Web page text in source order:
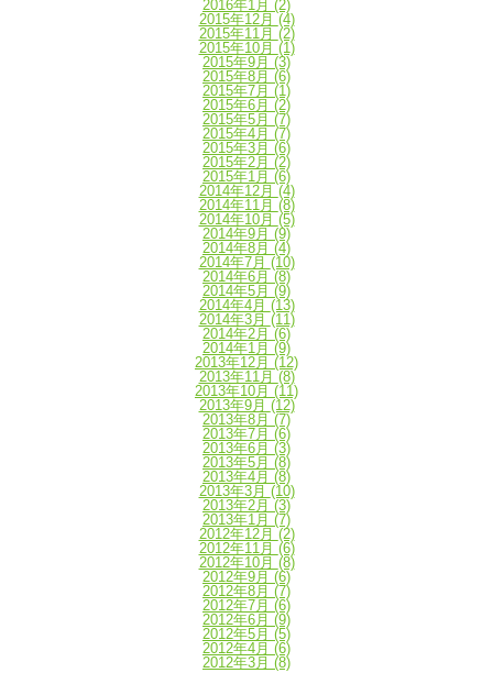
2016年1月 (2)
2015年12月 (4)
2015年11月 (2)
2015年10月 (1)
2015年9月 (3)
2015年8月 (6)
2015年7月 (1)
2015年6月 (2)
2015年5月 (7)
2015年4月 (7)
2015年3月 (6)
2015年2月 (2)
2015年1月 (6)
2014年12月 (4)
2014年11月 (8)
2014年10月 (5)
2014年9月 (9)
2014年8月 (4)
2014年7月 (10)
2014年6月 (8)
2014年5月 (9)
2014年4月 (13)
2014年3月 (11)
2014年2月 (6)
2014年1月 (9)
2013年12月 (12)
2013年11月 (8)
2013年10月 (11)
2013年9月 (12)
2013年8月 (7)
2013年7月 (6)
2013年6月 (3)
2013年5月 (8)
2013年4月 (8)
2013年3月 (10)
2013年2月 (3)
2013年1月 (7)
2012年12月 (2)
2012年11月 (6)
2012年10月 (8)
2012年9月 (6)
2012年8月 (7)
2012年7月 (6)
2012年6月 (9)
2012年5月 (5)
2012年4月 (6)
2012年3月 (8)